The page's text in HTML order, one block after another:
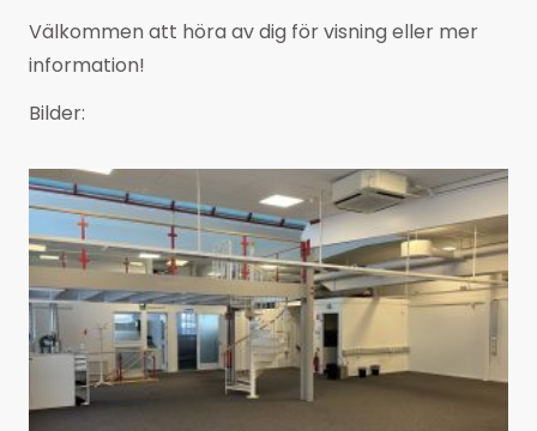
Välkommen att höra av dig för visning eller mer
information!
Bilder: